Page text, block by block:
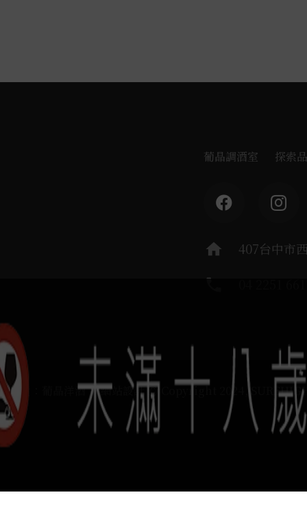
葡晶調酒室 探索
home 407台中市
phone
負責：葡晶洋酒 / 網站設計 Ⓒ Copyright 2024,